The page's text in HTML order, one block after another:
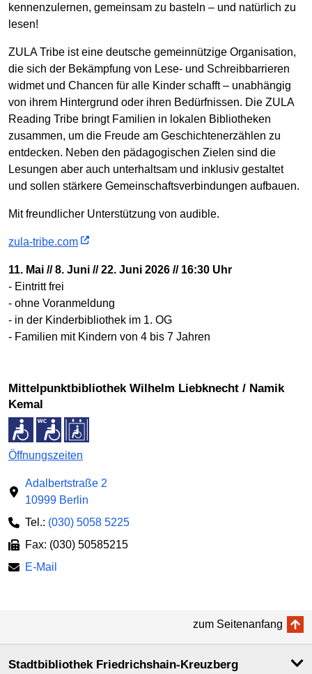
kennenzulernen, gemeinsam zu basteln – und natürlich zu
lesen!
ZULA Tribe ist eine deutsche gemeinnützige Organisation,
die sich der Bekämpfung von Lese- und Schreibbarrieren
widmet und Chancen für alle Kinder schafft – unabhängig
von ihrem Hintergrund oder ihren Bedürfnissen. Die ZULA
Reading Tribe bringt Familien in lokalen Bibliotheken
zusammen, um die Freude am Geschichtenerzählen zu
entdecken. Neben den pädagogischen Zielen sind die
Lesungen aber auch unterhaltsam und inklusiv gestaltet
und sollen stärkere Gemeinschaftsverbindungen aufbauen.
Mit freundlicher Unterstützung von audible.
zula-tribe.com
11. Mai // 8. Juni // 22. Juni 2026 // 16:30 Uhr
- Eintritt frei
- ohne Voranmeldung
- in der Kinderbibliothek im 1. OG
- Familien mit Kindern von 4 bis 7 Jahren
Mittelpunktbibliothek Wilhelm Liebknecht / Namik
Kemal
Öffnungszeiten
Adalbertstraße 2
10999 Berlin
Tel.: (030) 5058 5225
Fax: (030) 50585215
E-Mail
zum Seitenanfang
Stadtbibliothek Friedrichshain-Kreuzberg